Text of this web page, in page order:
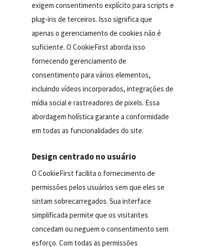
exigem consentimento explícito para scripts e
plug-ins de terceiros. Isso significa que
apenas o gerenciamento de cookies não é
suficiente. O CookieFirst aborda isso
fornecendo gerenciamento de
consentimento para vários elementos,
incluindo vídeos incorporados, integrações de
mídia social e rastreadores de pixels. Essa
abordagem holística garante a conformidade
em todas as funcionalidades do site.
Design centrado no usuário
O CookieFirst facilita o fornecimento de
permissões pelos usuários sem que eles se
sintam sobrecarregados. Sua interface
simplificada permite que os visitantes
concedam ou neguem o consentimento sem
esforço. Com todas as permissões